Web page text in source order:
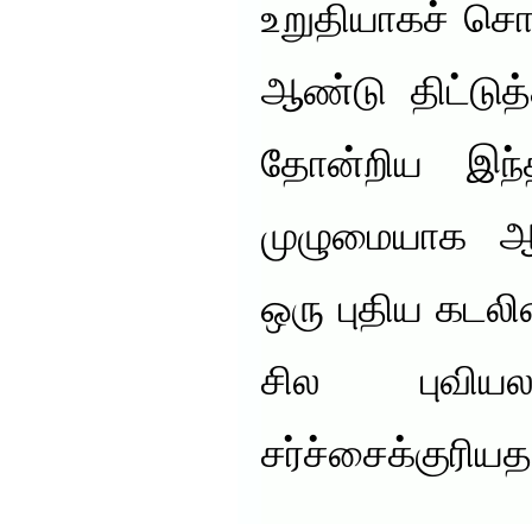
உறுதியாகச்
ஆண்டு
தோன்றிய
முழுமையாக
ஒரு புதிய
சில